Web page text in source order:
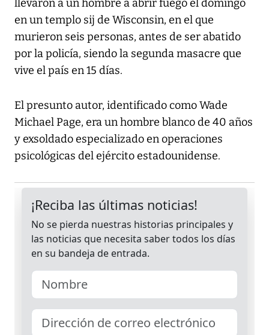
llevaron a un hombre a abrir fuego el domingo
en un templo sij de Wisconsin, en el que
murieron seis personas, antes de ser abatido
por la policía, siendo la segunda masacre que
vive el país en 15 días.
El presunto autor, identificado como Wade
Michael Page, era un hombre blanco de 40 años
y exsoldado especializado en operaciones
psicológicas del ejército estadounidense.